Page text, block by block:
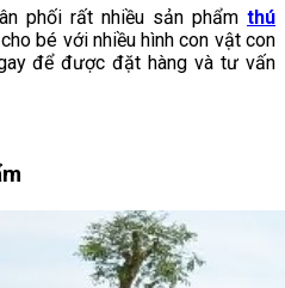
phối rất nhiều sản phẩm thú
bé với nhiều hình con vật con
để được đặt hàng và tư vấn